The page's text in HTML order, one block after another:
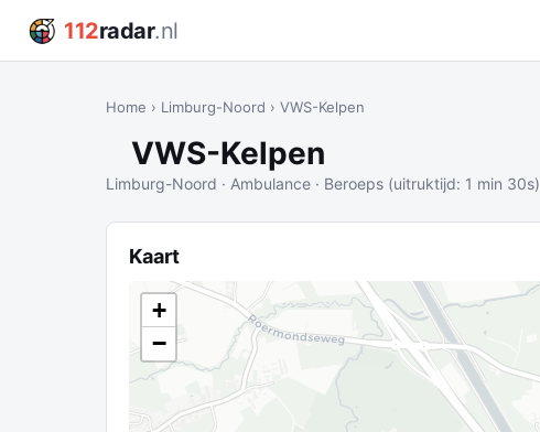
112radar.nl
Home › Limburg-Noord › VWS-Kelpen
VWS-Kelpen
Limburg-Noord · Ambulance · Beroeps (uitruktijd: 1 min 30s)
Kaart
+
−